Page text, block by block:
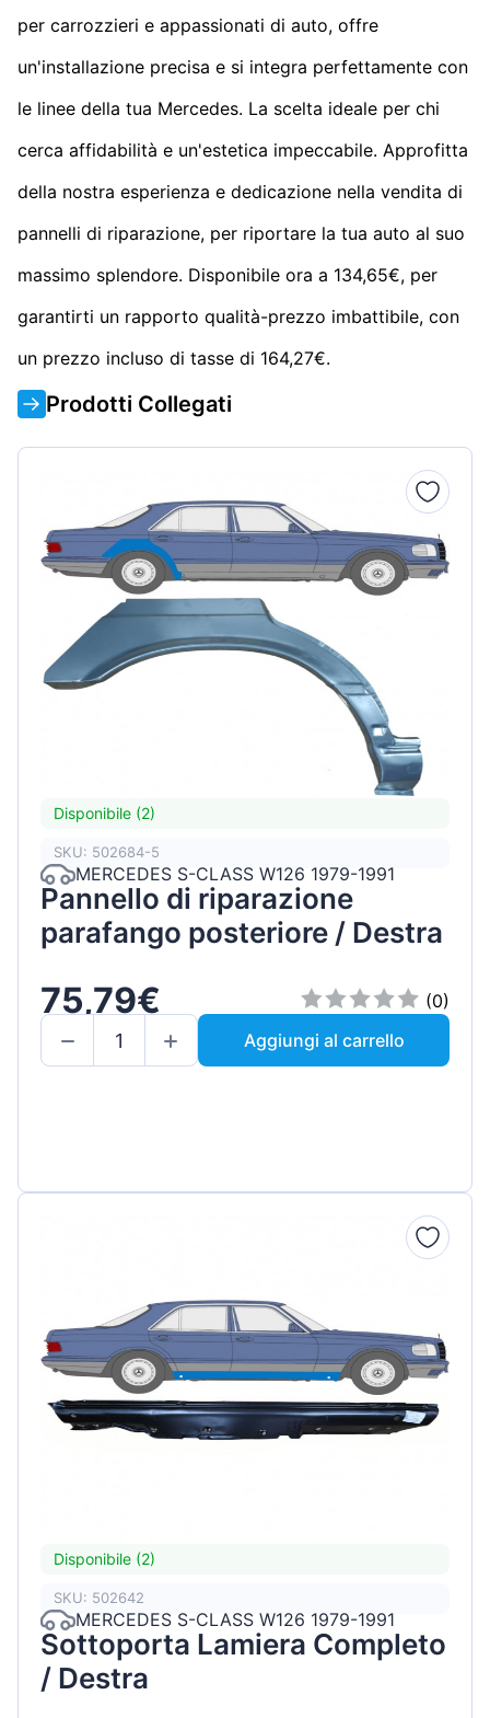
per carrozzieri e appassionati di auto, offre
un'installazione precisa e si integra perfettamente con
le linee della tua Mercedes. La scelta ideale per chi
cerca affidabilità e un'estetica impeccabile. Approfitta
della nostra esperienza e dedicazione nella vendita di
pannelli di riparazione, per riportare la tua auto al suo
massimo splendore. Disponibile ora a 134,65€, per
garantirti un rapporto qualità-prezzo imbattibile, con
un prezzo incluso di tasse di 164,27€.
Prodotti Collegati
Disponibile (2)
SKU: 502684-5
MERCEDES S-CLASS W126 1979-1991
Pannello di riparazione
parafango posteriore / Destra
75,79€
(0)
Aggiungi al carrello
Disponibile (2)
SKU: 502642
MERCEDES S-CLASS W126 1979-1991
Sottoporta Lamiera Completo
/ Destra